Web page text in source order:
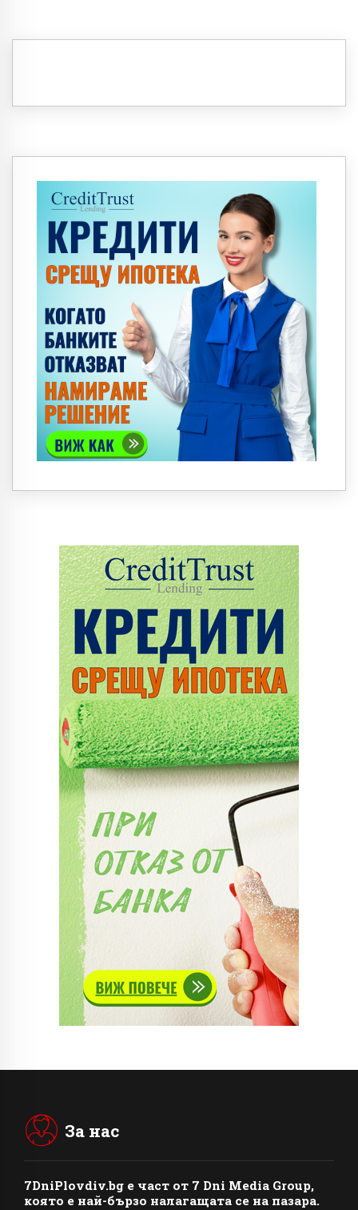
За нас
7DniPlovdiv.bg e част от 7 Dni Media Group,
която е най-бързо налагащата се на пазара.